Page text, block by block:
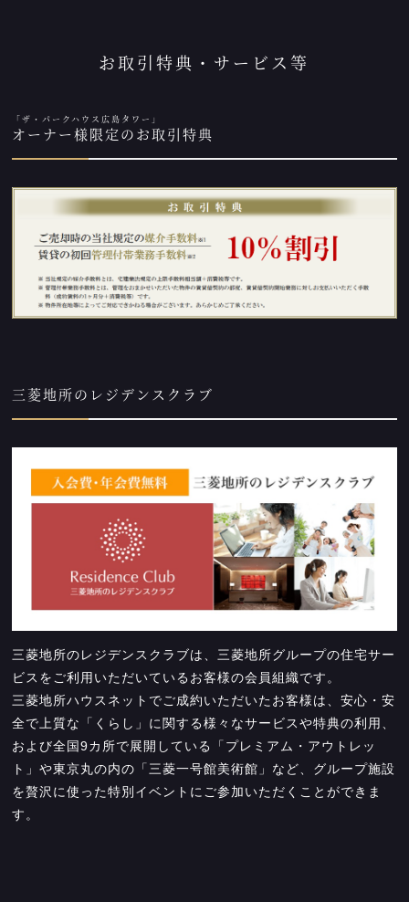
お取引特典・サービス等
「ザ・パークハウス広島タワー」
オーナー様限定のお取引特典
三菱地所のレジデンスクラブ
三菱地所のレジデンスクラブは、三菱地所グループの住宅サー
ビスをご利用いただいているお客様の会員組織です。
三菱地所ハウスネットでご成約いただいたお客様は、安心・安
全で上質な「くらし」に関する様々なサービスや特典の利用、
および全国9カ所で展開している「プレミアム・アウトレッ
ト」や東京丸の内の「三菱一号館美術館」など、グループ施設
を贅沢に使った特別イベントにご参加いただくことができま
す。